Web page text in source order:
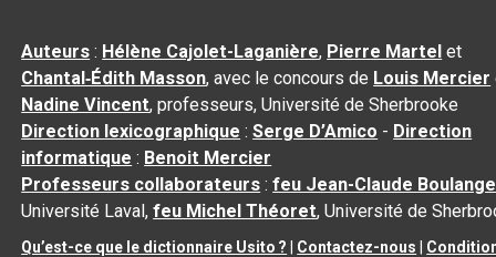
Auteurs : Hélène Cajolet-Laganière, Pierre Martel et
Chantal‑Édith Masson, avec le concours de Louis Mercier
Nadine Vincent, professeurs, Université de Sherbrooke
Direction lexicographique :Serge D’Amico - Direction
informatique : Benoit Mercier
Professeurs collaborateurs :feu Jean-Claude
Université Laval,feu Michel Théoret, Université de
Qu’est-ce que le dictionnaire Usito ? | Contactez-nous |